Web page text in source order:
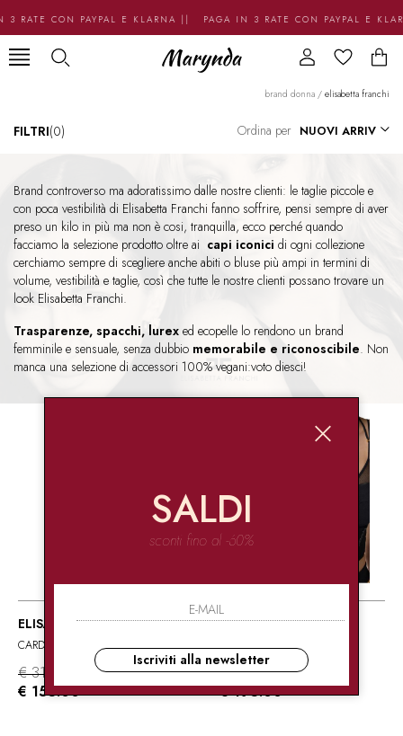
3 RATE CON PAYPAL E KLARNA || PAGA IN 3 RATE CON PAYPAL E
brand donna / elisabetta franchi
FILTRI(0) Ordina per
Brand controverso ma adoratissimo dalle nostre clienti: le taglie piccole e
con poca vestibilità di Elisabetta Franchi fanno soffrire, pensi sempre di aver
preso un kilo in più ma non è cosi, tranquilla, ecco perché quando
facciamo la selezione prodotto oltre ai capi iconici di ogni collezione
cerchiamo sempre di scegliere anche abiti o bluse più ampi in termini di
volume, vestibilità e taglie, così che tutte le nostre clienti possano trovare un
look Elisabetta Franchi.
Trasparenze, spacchi, lurex ed ecopelle lo rendono un brand
femminile e sensuale, senza dubbio memorabile e riconoscibile. Non
manca una selezione di accessori 100% vegani:voto diesci!
ELISABETTA FRANCHI
CARDIGAN IN MAGLIA
€ 310.00 -50%
€ 155.00
ELISABETTA FRANCHI
TOP CORSETTO CON GANCI
€ 390.00 -50%
€ 195.00
SALDI
sconti fino al -60%
Iscriviti alla newsletter